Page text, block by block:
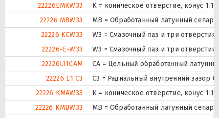
22226EMKW33
K = коническое отверстие, конус
22226 MBW33
MB = Обработанный латунный
22226 KCW33
W3 = Смазочный паз и три
22226-E-W33
W3 = Смазочный паз и три
22226L11CAM
CA = Цельный обработанный
22226 E1.C3
C3 = Радиальный внутренний зазор
22226 KMAW33
K = коническое отверстие, конус
22226 KMBW33
MB = Обработанный латунный